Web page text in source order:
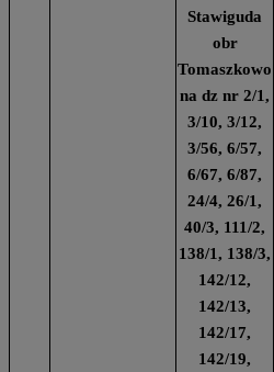
Stawiguda
obr
Tomaszkowo
na dz nr 2/1,
3/10, 3/12,
3/56, 6/57,
6/67, 6/87,
24/4, 26/1,
40/3, 111/2,
138/1, 138/3,
142/12,
142/13,
142/17,
142/19,